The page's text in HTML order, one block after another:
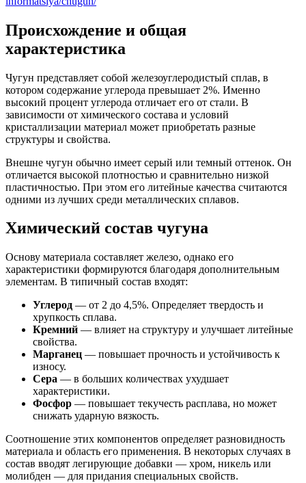
Происхождение и общая
характеристика
Чугун представляет собой железоуглеродистый сплав, в
котором содержание углерода превышает 2%. Именно
высокий процент углерода отличает его от стали. В
зависимости от химического состава и условий
кристаллизации материал может приобретать разные
структуры и свойства.
Внешне чугун обычно имеет серый или темный оттенок. Он
отличается высокой плотностью и сравнительно низкой
пластичностью. При этом его литейные качества считаются
одними из лучших среди металлических сплавов.
Химический состав чугуна
Основу материала составляет железо, однако его
характеристики формируются благодаря дополнительным
элементам. В типичный состав входят:
Углерод — от 2 до 4,5%. Определяет твердость и
хрупкость сплава.
Кремний — влияет на структуру и улучшает литейные
свойства.
Марганец — повышает прочность и устойчивость к
износу.
Сера — в больших количествах ухудшает
характеристики.
Фосфор — повышает текучесть расплава, но может
снижать ударную вязкость.
Соотношение этих компонентов определяет разновидность
материала и область его применения. В некоторых случаях в
состав вводят легирующие добавки — хром, никель или
молибден — для придания специальных свойств.